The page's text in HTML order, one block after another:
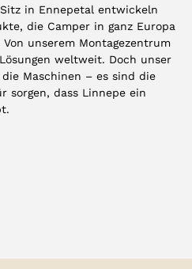
in Ennepetal entwickeln
die Camper in ganz Europa
unserem Montagezentrum
weltweit. Doch unser
Maschinen – es sind die
sorgen, dass Linnepe ein